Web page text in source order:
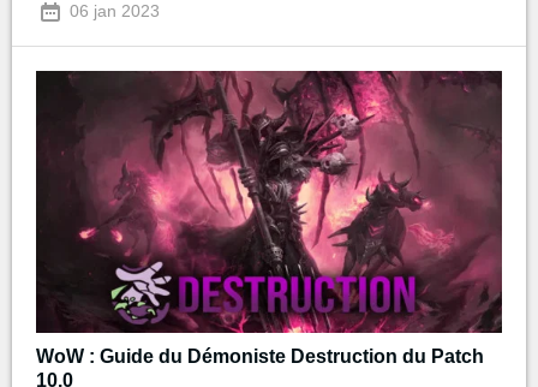
06 jan 2023
WoW : Guide du Démoniste Destruction du Patch
10.0